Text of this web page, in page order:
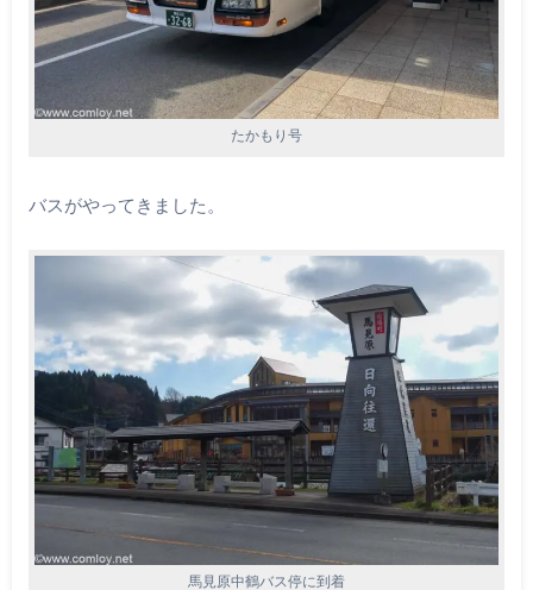
たかもり号
バスがやってきました。
馬見原中鶴バス停に到着